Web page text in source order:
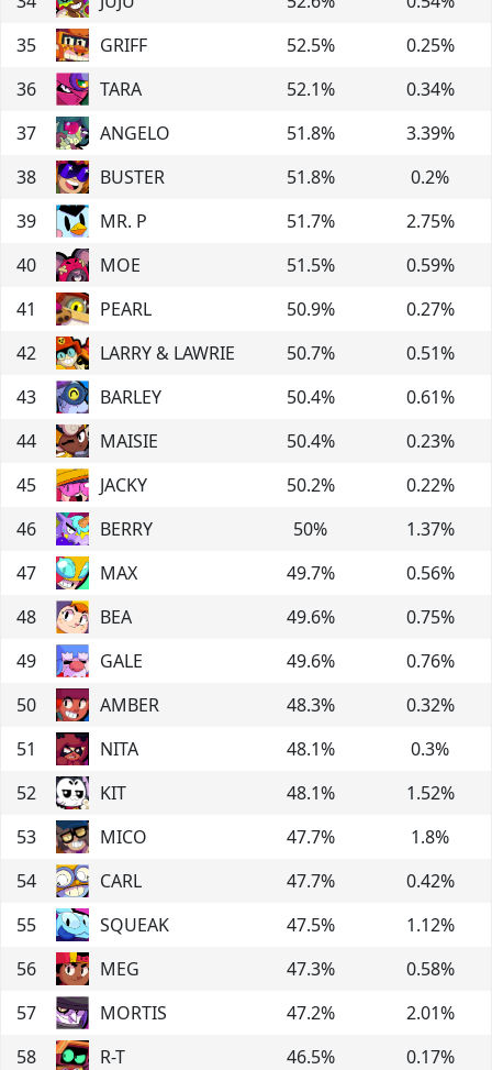
35
GRIFF 52.5% 0.25%
36
TARA 52.1% 0.34%
37
ANGELO 51.8% 3.39%
38
BUSTER 51.8% 0.2%
39
MR. P 51.7% 2.75%
40
MOE 51.5% 0.59%
41
PEARL 50.9% 0.27%
42
LARRY & LAWRIE 50.7% 0.51%
43
BARLEY 50.4% 0.61%
44
MAISIE 50.4% 0.23%
45
JACKY 50.2% 0.22%
46
BERRY 50% 1.37%
47
MAX 49.7% 0.56%
48
BEA 49.6% 0.75%
49
GALE 49.6% 0.76%
50
AMBER 48.3% 0.32%
51
NITA 48.1% 0.3%
52
KIT 48.1% 1.52%
53
MICO 47.7% 1.8%
54
CARL 47.7% 0.42%
55
SQUEAK 47.5% 1.12%
56
MEG 47.3% 0.58%
57
MORTIS 47.2% 2.01%
58
R-T 46.5% 0.17%